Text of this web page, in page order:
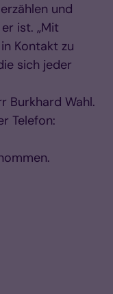
und
ist. „Mit
Kontakt zu
sich jeder
Burkhard Wahl.
Telefon: